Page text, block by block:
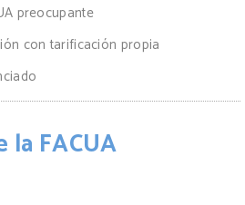
preocupante
con tarificación propia
FACUA